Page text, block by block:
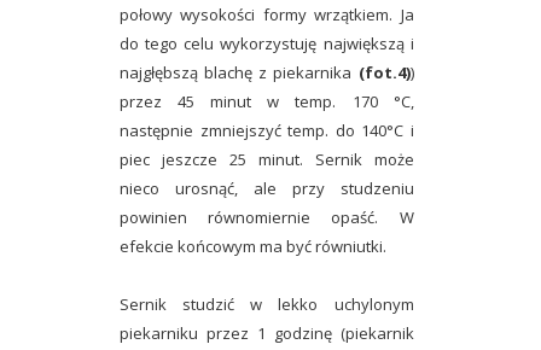
połowy wysokości formy wrzątkiem. Ja
do tego celu wykorzystuję największą i
najgłębszą blachę z piekarnika (fot.4))
przez 45 minut w temp. 170 °C,
następnie zmniejszyć temp. do 140°C i
piec jeszcze 25 minut. Sernik może
nieco urosnąć, ale przy studzeniu
powinien równomiernie opaść. W
efekcie końcowym ma być równiutki.
Sernik studzić w lekko uchylonym
piekarniku przez 1 godzinę (piekarnik